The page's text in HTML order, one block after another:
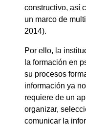
constructivo, así
un marco de
2014).
Por ello, la
la formación en
su procesos
información ya
requiere de un
organizar,
comunicar la